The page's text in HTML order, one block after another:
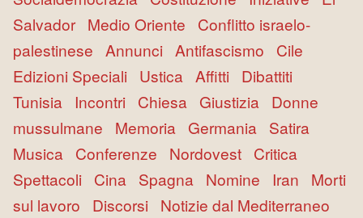
Salvador Medio Oriente Conflitto israelo-
palestinese Annunci Antifascismo Cile
Edizioni Speciali Ustica Affitti Dibattiti
Tunisia Incontri Chiesa Giustizia Donne
mussulmane Memoria Germania Satira
Musica Conferenze Nordovest Critica
Spettacoli Cina Spagna Nomine Iran Morti
sul lavoro Discorsi Notizie dal Mediterraneo